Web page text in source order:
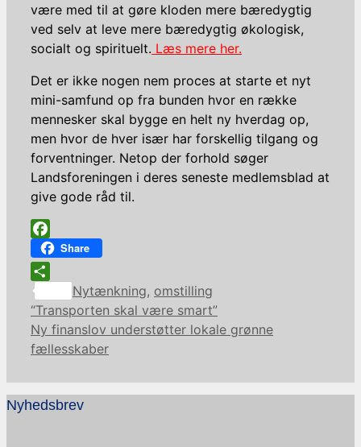
være med til at gøre kloden mere bæredygtig
ved selv at leve mere bæredygtig økologisk,
socialt og spirituelt. Læs mere her.
Det er ikke nogen nem proces at starte et nyt
mini-samfund op fra bunden hvor en række
mennesker skal bygge en helt ny hverdag op,
men hvor de hver især har forskellig tilgang og
forventninger. Netop der forhold søger
Landsforeningen i deres seneste medlemsblad at
give gode råd til.
Facebook
Share
Share
Kategorier
Nytænkning, omstilling
“Transporten skal være smart”
Ny finanslov understøtter lokale grønne
fællesskaber
Nyhedsbrev